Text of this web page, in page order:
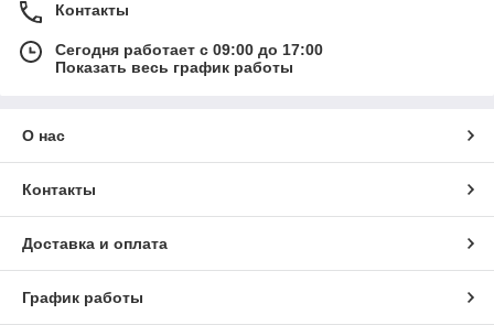
Контакты
Сегодня работает с 09:00 до 17:00
Показать весь график работы
О нас
Контакты
Доставка и оплата
График работы